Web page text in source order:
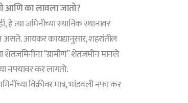
का लावला जातो?
हे त्या जमिनीच्या स्थानिक स्थानावर
आयकर कायद्यानुसार, शहरांतील
शेतजमिनींना “ग्रामीण” शेतजमीन मानले
नफ्यावर कर लागतो.
विक्रीवर मात्र, भांडवली नफा कर